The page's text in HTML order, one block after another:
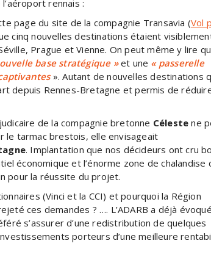
rennais :
page du site de la compagnie Transavia (Vol
cinq nouvelles destinations étaient
Prague et Vienne. On peut même y lire
base stratégique »et une « passerelle
». Autant de nouvelles destinations
depuis Rennes-Bretagne et permis de
de la compagnie bretonne Céleste ne
le tarmac brestois, elle envisageait
. Implantation que nos décideurs ont cru
économique et l’énorme zone de chalandise
pour la réussite du projet.
(Vinci et la CCI) et pourquoi la Région
ces demandes ? …. L’ADARB a déjà évoqué
s’assurer d’une redistribution de quelques
porteurs d’une meilleure